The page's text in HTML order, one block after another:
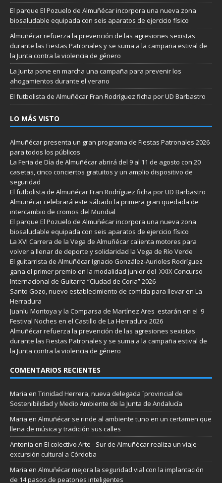
El parque El Pozuelo de Almuñécar incorpora una nueva zona
biosaludable equipada con seis aparatos de ejercicio físico
Almuñécar refuerza la prevención de las agresiones sexistas
durante las Fiestas Patronales y se suma a la campaña estival de
la Junta contra la violencia de género
La Junta pone en marcha una campaña para prevenir los
ahogamientos durante el verano
El futbolista de Almuñécar Fran Rodríguez ficha por UD Barbastro
LO MÁS VISTO
Almuñécar presenta un gran programa de Fiestas Patronales 2026
para todos los públicos
La Feria de Día de Almuñécar abrirá del 9 al 11 de agosto con 20
casetas, cinco conciertos gratuitos y un amplio dispositivo de
seguridad
El futbolista de Almuñécar Fran Rodríguez ficha por UD Barbastro
Almuñécar celebrará este sábado la primera gran quedada de
intercambio de cromos del Mundial
El parque El Pozuelo de Almuñécar incorpora una nueva zona
biosaludable equipada con seis aparatos de ejercicio físico
La XVI Carrera de la Vega de Almuñécar calienta motores para
volver a llenar de deporte y solidaridad la Vega de Río Verde
El guitarrista de Almuñécar Ignacio González-Aurioles Rodríguez
gana el primer premio en la modalidad junior del XXIX Concurso
Internacional de Guitarra “Ciudad de Coria” 2026
Santo Gozo, nuevo establecimiento de comida para llevar en La
Herradura
Juanlu Montoya y la Comparsa de Martínez Ares estarán en el 9
Festival Noches en el Castillo de La Herradura 2026
Almuñécar refuerza la prevención de las agresiones sexistas
durante las Fiestas Patronales y se suma a la campaña estival de
la Junta contra la violencia de género
COMENTARIOS RECIENTES
Maria en Trinidad Herrera, nueva delegada `provincial de
Sostenibilidad y Medio Ambiente de la Junta de Andalucía
Maria en Almuñécar se rinde al ambiente tuno en un certamen que
llena de música y tradición sus calles
Antonia en El colectivo Arte –Sur de Almuñécar realiza un viaje-
excursión cultural a Córdoba
Maria en Almuñécar mejora la seguridad vial con la implantación
de 14 pasos de peatones inteligentes